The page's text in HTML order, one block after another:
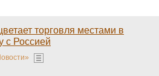
торговля местами в
с Россией